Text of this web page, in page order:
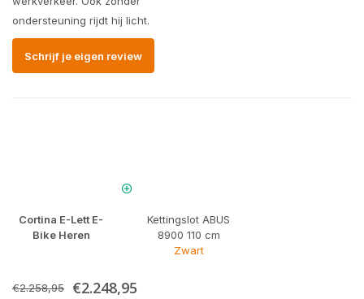
ondersteuning rijdt hij licht.
Schrijf je eigen review
Cortina E-Lett E-
Bike Heren
Kettingslot ABUS
8900 110 cm
Zwart
€2.258,95 €2.248,95